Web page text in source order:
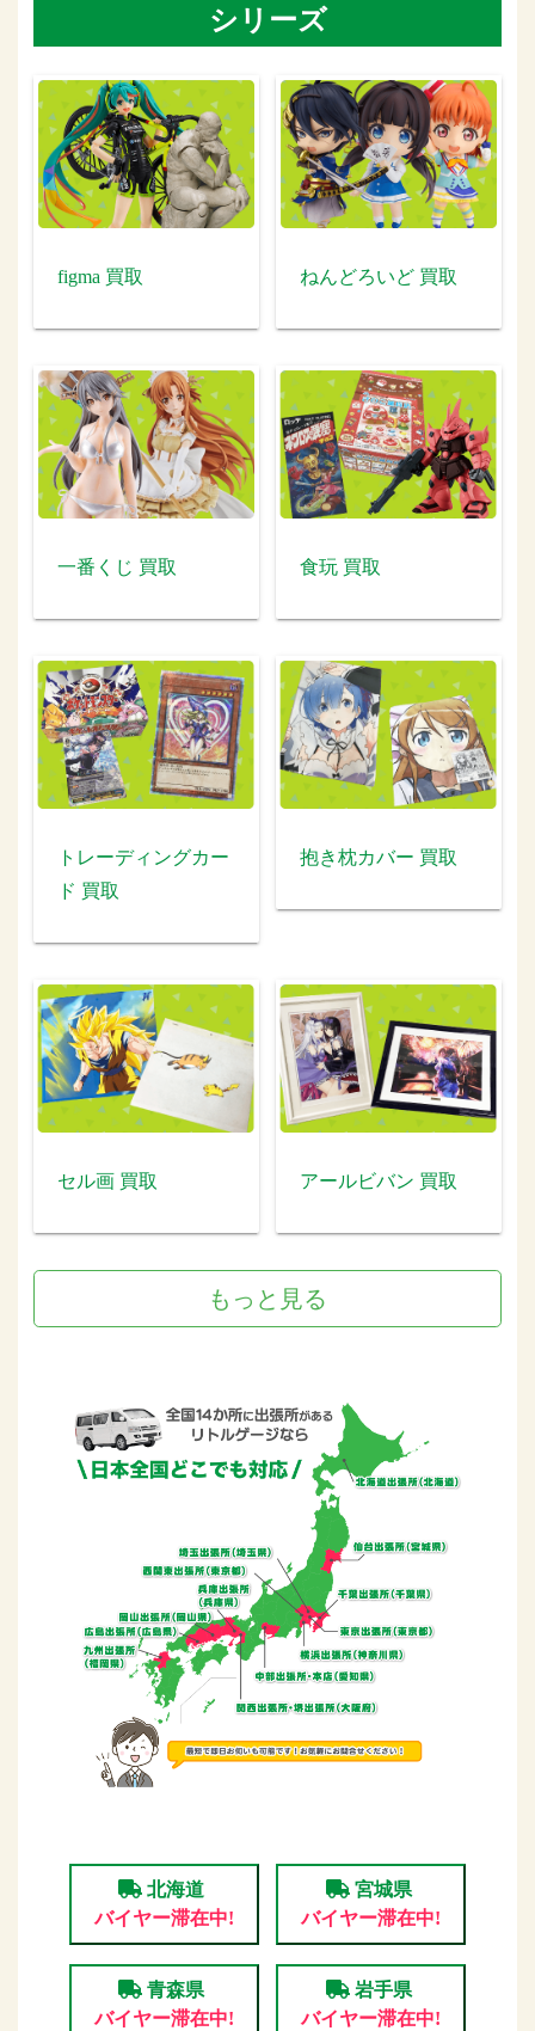
シリーズ
figma 買取 ねんどろいど 買取
一番くじ 買取 食玩 買取
トレーディングカー
ド 買取
抱き枕カバー 買取
セル画 買取 アールビバン 買取
もっと見る
北海道
バイヤー滞在中!
宮城県
バイヤー滞在中!
青森県
バイヤー滞在中!
岩手県
バイヤー滞在中!